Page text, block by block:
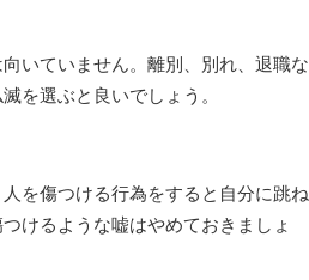
いていません。離別、別れ、退職な
を選ぶと良いでしょう。
を傷つける行為をすると自分に跳ね
けるような嘘はやめておきましょ